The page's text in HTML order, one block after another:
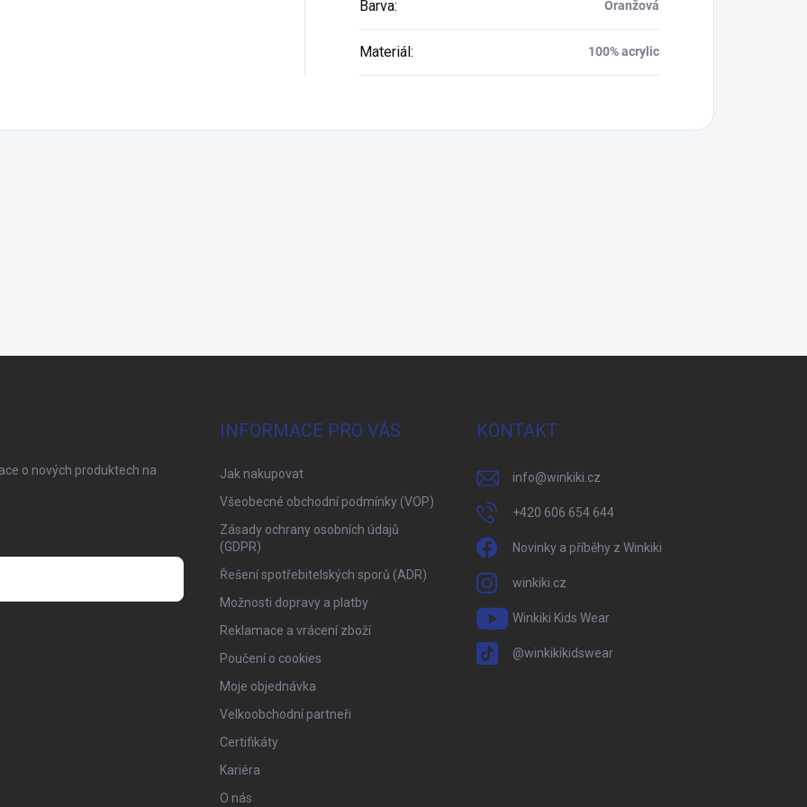
Barva: Oranžová
Materiál : 100% acrylic
o nových produktech na
INFORMACE PRO VÁS
Jak nakupovat
Všeobecné obchodní podmínky (VOP)
Zásady ochrany osobních údajů
(GDPR)
Řešení spotřebitelských sporů (ADR)
Možnosti dopravy a platby
Reklamace a vrácení zboží
Poučení o cookies
Moje objednávka
Velkoobchodní partneři
Certifikáty
Kariéra
O nás
KONTAKT
info@winkiki.cz
+420 606 654 644
Novinky a příběhy z Winkiki
winkiki.cz
Winkiki Kids Wear
@winkikikidswear